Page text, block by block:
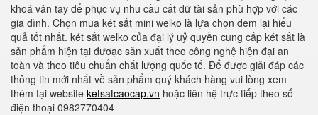
khoá vân tay để phục vụ nhu cầu cất dữ tài sản phù hợp với các
gia đình. Chọn mua két sắt mini welko là lựa chọn đem lại hiểu
quả tốt nhất. két sắt welko của đại lý uỷ quyền cung cấp két sắt là
sản phẩm hiện tại đươạc sản xuất theo công nghệ hiện đại an
toàn và theo tiêu chuẩn chất lượng quốc tế. Để được giải đáp các
thông tin mới nhất về sản phẩm quý khách hàng vui lòng xem
thêm tại website ketsatcaocap.vn hoặc liên hệ trực tiếp theo số
điện thoại 0982770404